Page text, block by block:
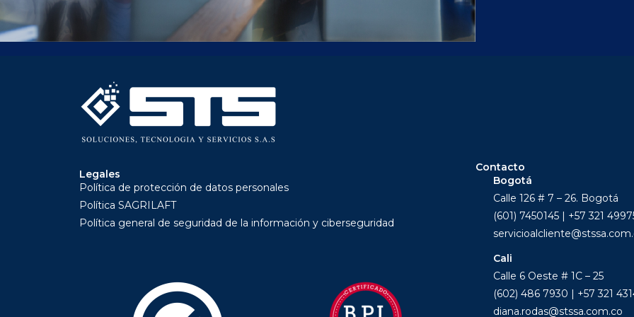
Legales
Política de protección de datos personales
Política SAGRILAFT
Política general de seguridad de la información y ciberseguridad
Contacto
Bogotá
Calle 126 # 7 – 26. Bogotá
(601) 7450145 | +57 321
Cali
Calle 6 Oeste # 1C – 25
(602) 486 7930 | +57 321
diana.rodas@stssa.com.co